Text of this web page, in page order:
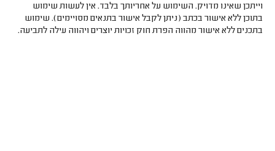
וייתכן שאינו מדויק. השימוש על אחריותך בלבד. אין לעשות שימוש
בתוכן ללא אישור בכתב (ניתן לקבל אישור בתנאים מסויימים). שימוש
בתכנים ללא אישור מהווה הפרת חוק זכויות יוצרים ויהווה עילה לתביעה.